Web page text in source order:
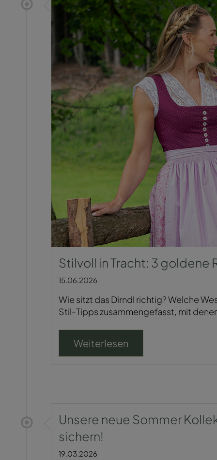
Stilvoll in Tracht: 3
15.06.2026
Wie sitzt das Dirndl richtig? Welche
Stil-Tipps zusammengefasst, mit
Weiterlesen
Unsere neue Sommer
sichern!
19.03.2026